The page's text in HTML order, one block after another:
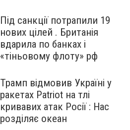
Під санкції потрапили 19
нових цілей . Британія
вдарила по банках і
«тіньовому флоту» рф
Трамп відмовив Україні у
ракетах Patriot на тлі
кривавих атак Росії : Нас
розділяє океан